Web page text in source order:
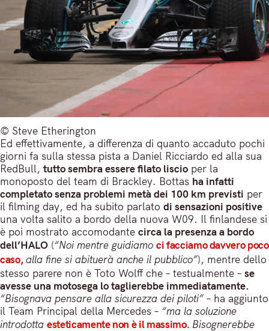
© Steve Etherington
Ed effettivamente, a differenza di quanto accaduto pochi
giorni fa sulla stessa pista a Daniel Ricciardo ed alla sua
RedBull, tutto sembra essere filato liscio per la
monoposto del team di Brackley. Bottas ha infatti
completato senza problemi metà dei 100 km previsti per
il filming day, ed ha subito parlato di sensazioni positive
una volta salito a bordo della nuova W09. Il finlandese si
è poi mostrato accomodante circa la presenza a bordo
dell’HALO (“Noi mentre guidiamo ci facciamo davvero poco
caso,alla fine si abituerà anche il pubblico”), mentre dello
stesso parere non è Toto Wolff che – testualmente – se
avesse una motosega lo taglierebbe immediatamente.
“Bisognava pensare alla sicurezza dei piloti” – ha aggiunto
il Team Principal della Mercedes – “ma la soluzione
introdotta esteticamente non è il massimo. Bisognerebbe